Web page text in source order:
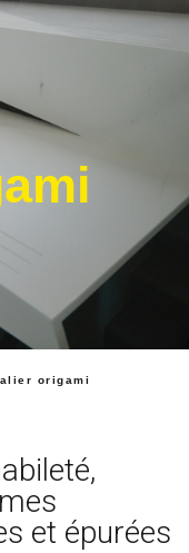
origami
et épurées